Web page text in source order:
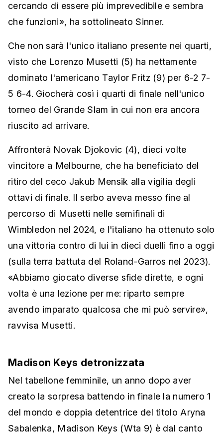
cercando di essere più imprevedibile e sembra
che funzioni», ha sottolineato Sinner.
Che non sarà l'unico italiano presente nei quarti,
visto che Lorenzo Musetti (5) ha nettamente
dominato l'americano Taylor Fritz (9) per 6-2 7-
5 6-4. Giocherà così i quarti di finale nell'unico
torneo del Grande Slam in cui non era ancora
riuscito ad arrivare.
Affronterà Novak Djokovic (4), dieci volte
vincitore a Melbourne, che ha beneficiato del
ritiro del ceco Jakub Mensik alla vigilia degli
ottavi di finale. Il serbo aveva messo fine al
percorso di Musetti nelle semifinali di
Wimbledon nel 2024, e l'italiano ha ottenuto solo
una vittoria contro di lui in dieci duelli fino a oggi
(sulla terra battuta del Roland-Garros nel 2023).
«Abbiamo giocato diverse sfide dirette, e ogni
volta è una lezione per me: riparto sempre
avendo imparato qualcosa che mi può servire»,
ravvisa Musetti.
Madison Keys detronizzata
Nel tabellone femminile, un anno dopo aver
creato la sorpresa battendo in finale la numero 1
del mondo e doppia detentrice del titolo Aryna
Sabalenka, Madison Keys (Wta 9) è dal canto